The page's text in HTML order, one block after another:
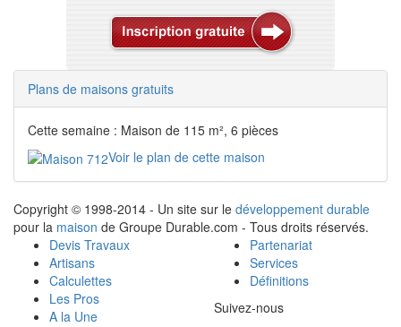
Plans de maisons gratuits
Cette semaine : Maison de 115 m², 6 pièces
Voir le plan de cette maison
Copyright © 1998-2014 - Un site sur le développement durable
pour la maison de Groupe Durable.com - Tous droits réservés.
Devis Travaux
Artisans
Calculettes
Les Pros
A la Une
Partenariat
Services
Définitions
Suivez-nous